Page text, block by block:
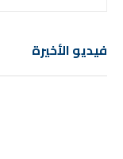
فيديو الأخيرة